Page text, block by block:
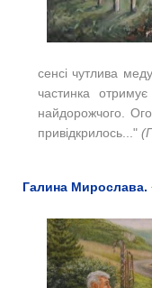
сенсі чутлива
частинка
найдорожчого.
привідкрилось..."
Галина Мирослава.